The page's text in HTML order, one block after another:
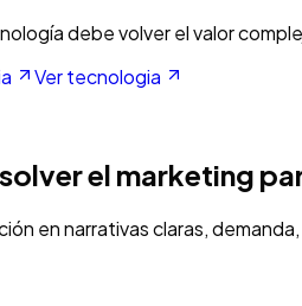
debe volver el valor
Ver tecnologia
el marketing
en narrativas claras,